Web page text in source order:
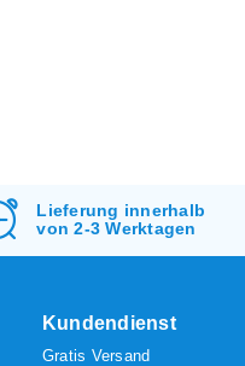
KostenlosVersand
& Rücksendung
Kundendienst
Gratis Versand